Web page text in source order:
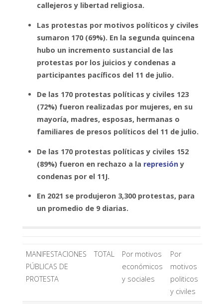
callejeros y libertad religiosa.
Las protestas por motivos políticos y civiles
sumaron 170 (69%). En la segunda quincena
hubo un incremento sustancial de las
protestas por los juicios y condenas a
participantes pacíficos del 11 de julio.
De las 170 protestas políticas y civiles 123
(72%) fueron realizadas por mujeres, en su
mayoría, madres, esposas, hermanas o
familiares de presos políticos del 11 de julio.
De las 170 protestas políticas y civiles 152
(89%) fueron en rechazo a la represióny
condenas por el 11J.
En 2021 se produjeron 3,300 protestas, para
un promedio de 9 diarias.
MANIFESTACIONES
PÚBLICAS DE
PROTESTA
TOTAL
Por motivos
económicos
y sociales
Por
motivos
politicos
y civiles